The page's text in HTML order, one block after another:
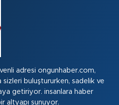
adresi ongunhaber.com,
sizleri buluştururken, sadelik ve
getiriyor. insanlara haber
altyapı sunuyor.